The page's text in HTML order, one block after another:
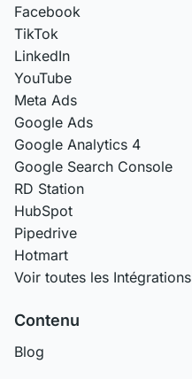
Facebook
TikTok
LinkedIn
YouTube
Meta Ads
Google Ads
Google Analytics 4
Google Search Console
RD Station
HubSpot
Pipedrive
Hotmart
Voir toutes les Intégrations
Contenu
Blog